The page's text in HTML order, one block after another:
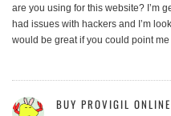
are you using for this website? I’m
had issues with hackers and I’m
would be great if you could point
BUY PROVIGIL ONLINE